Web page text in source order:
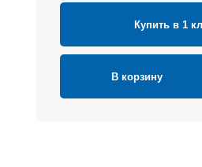
Купить в 1
В корзину